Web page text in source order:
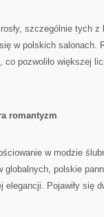
szczególnie tych z
w polskich salonach.
pozwoliło większej
romantyzm
w modzie
polskie
Pojawiły się